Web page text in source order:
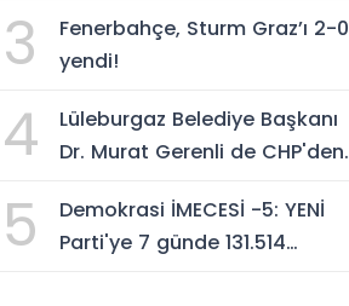
3
Fenerbahçe, Sturm Graz’ı 2-0
yendi!
4
Lüleburgaz Belediye Başkanı
Dr. Murat Gerenli de CHP'den
5
Demokrasi İMECESİ -5: YENİ
Parti'ye 7 günde 131.514